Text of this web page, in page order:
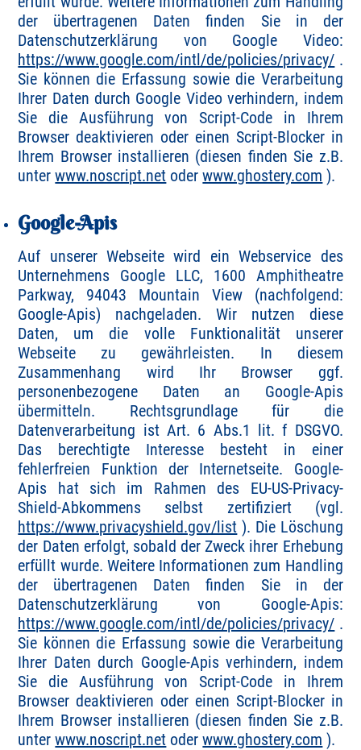
der übertragenen Daten finden Sie in der
Datenschutzerklärung von Google Video:
https://www.google.com/intl/de/policies/privacy/ .
Sie können die Erfassung sowie die Verarbeitung
Ihrer Daten durch Google Video verhindern, indem
Sie die Ausführung von Script-Code in Ihrem
Browser deaktivieren oder einen Script-Blocker in
Ihrem Browser installieren (diesen finden Sie z.B.
unterwww.noscript.net oderwww.ghostery.com ).
Google-Apis
Auf unserer Webseite wird ein Webservice des
Unternehmens Google LLC, 1600 Amphitheatre
Parkway, 94043 Mountain View (nachfolgend:
Google-Apis) nachgeladen. Wir nutzen diese
Daten, um die volle Funktionalität unserer
Webseite zu gewährleisten. In diesem
Zusammenhang wird Ihr Browser ggf.
personenbezogene Daten an Google-Apis
übermitteln. Rechtsgrundlage für die
Datenverarbeitung ist Art. 6 Abs.1 lit. f DSGVO.
Das berechtigte Interesse besteht in einer
fehlerfreien Funktion der Internetseite. Google-
Apis hat sich im Rahmen des EU-US-Privacy-
Shield-Abkommens selbst zertifiziert (vgl.
https://www.privacyshield.gov/list ). Die Löschung
der Daten erfolgt, sobald der Zweck ihrer Erhebung
erfüllt wurde. Weitere Informationen zum Handling
der übertragenen Daten finden Sie in der
Datenschutzerklärung von Google-Apis:
https://www.google.com/intl/de/policies/privacy/ .
Sie können die Erfassung sowie die Verarbeitung
Ihrer Daten durch Google-Apis verhindern, indem
Sie die Ausführung von Script-Code in Ihrem
Browser deaktivieren oder einen Script-Blocker in
Ihrem Browser installieren (diesen finden Sie z.B.
unterwww.noscript.net oderwww.ghostery.com ).